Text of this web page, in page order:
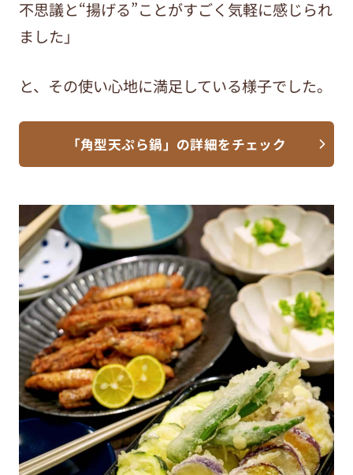
不思議と“揚げる”ことがすごく気軽に感じられ
ました」
と、その使い心地に満足している様子でした。
「角型天ぷら鍋」の詳細をチェック